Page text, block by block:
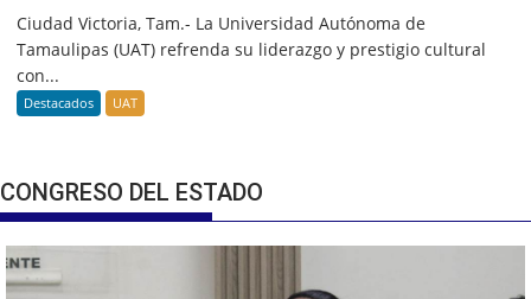
Ciudad Victoria, Tam.- La Universidad Autónoma de
Tamaulipas (UAT) refrenda su liderazgo y prestigio cultural
con...
Destacados UAT
CONGRESO DEL ESTADO